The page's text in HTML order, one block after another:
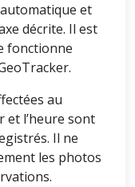
et
décrite. Il est
fonctionne
au
et l’heure sont
Il ne
les photos